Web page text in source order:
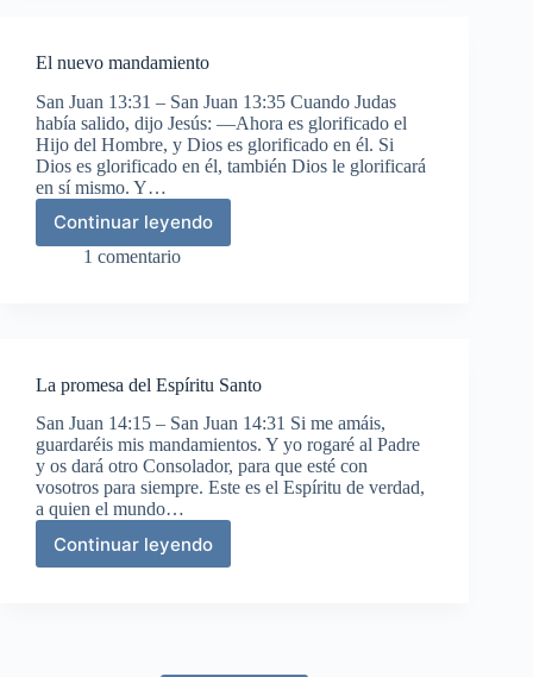
El nuevo mandamiento
San Juan 13:31 – San Juan 13:35 Cuando Judas
había salido, dijo Jesús: —Ahora es glorificado el
Hijo del Hombre, y Dios es glorificado en él. Si
Dios es glorificado en él, también Dios le glorificará
en sí mismo. Y…
Continuar leyendo
El
nuevo
1 comentario
La promesa del Espíritu Santo
San Juan 14:15 – San Juan 14:31 Si me amáis,
guardaréis mis mandamientos. Y yo rogaré al Padre
y os dará otro Consolador, para que esté con
vosotros para siempre. Este es el Espíritu de verdad,
a quien el mundo…
Continuar leyendo
La